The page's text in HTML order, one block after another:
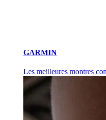
GARMIN
Les meilleures montres